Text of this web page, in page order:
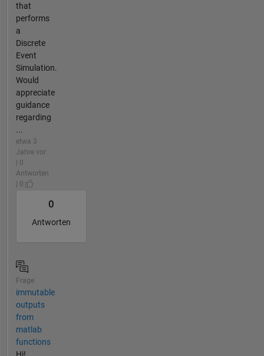
that
performs
a
Discrete
Event
Simulation.
Would
appreciate
guidance
regarding
...
etwa 3
Jahre vor
| 0
Antworten
| 0
0
Antworten
Frage
immutable
outputs
from
matlab
functions
Hi!